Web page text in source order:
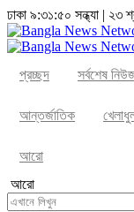
ঢাকা ৯:৩১:৫০ সন্ধ্যা | ২৩
প্রচ্ছদ সর্বশেষ
আন্তর্জাতিক
আরো
আরো